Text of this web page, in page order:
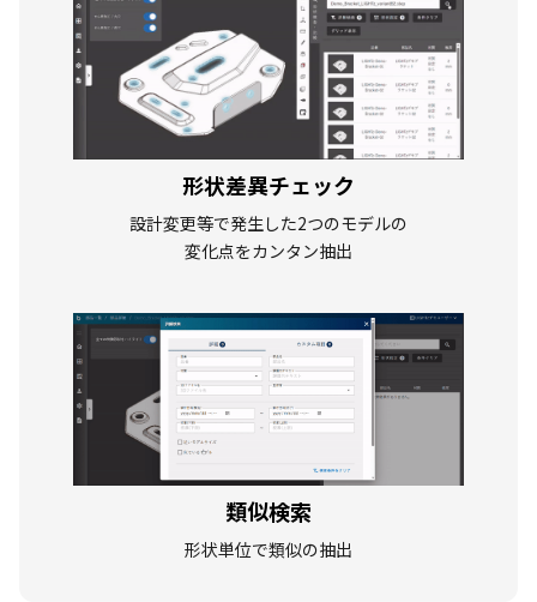
形状差異チェック
設計変更等で発生した2つのモデルの
変化点をカンタン抽出
類似検索
形状単位で類似の抽出